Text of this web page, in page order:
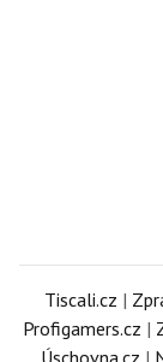
Tiscali.cz |
Profigamers.cz |
Úschovna.cz |